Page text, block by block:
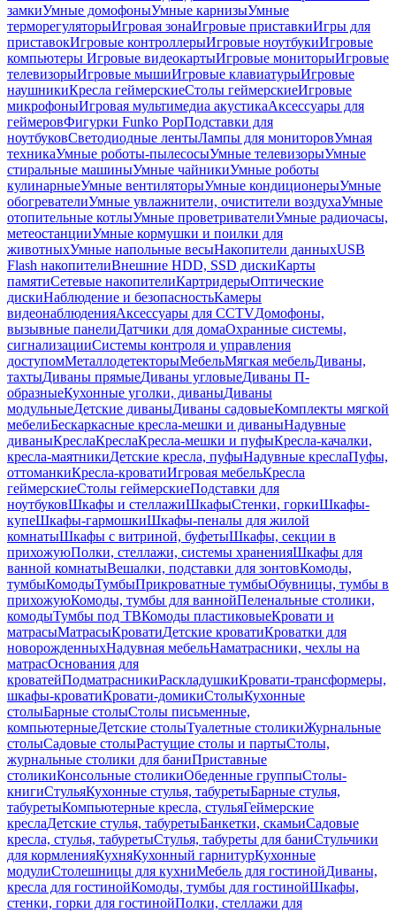
замкиУмные домофоныУмные карнизыУмные
терморегуляторыИгровая зонаИгровые приставкиИгры для
приставокИгровые контроллерыИгровые ноутбукиИгровые
компьютеры Игровые видеокартыИгровые мониторыИгровые
телевизорыИгровые мышиИгровые клавиатурыИгровые
наушникиКресла геймерскиеСтолы геймерскиеИгровые
микрофоныИгровая мультимедиа акустикаАксессуары для
геймеровФигурки Funko PopПодставки для
ноутбуковСветодиодные лентыЛампы для мониторовУмная
техникаУмные роботы-пылесосыУмные телевизорыУмные
стиральные машиныУмные чайникиУмные роботы
кулинарныеУмные вентиляторыУмные кондиционерыУмные
обогревателиУмные увлажнители, очистители воздухаУмные
отопительные котлыУмные проветривателиУмные радиочасы,
метеостанцииУмные кормушки и поилки для
животныхУмные напольные весыНакопители данныхUSB
Flash накопителиВнешние HDD, SSD дискиКарты
памятиСетевые накопителиКартридерыОптические
дискиНаблюдение и безопасностьКамеры
видеонаблюденияАксессуары для CCTVДомофоны,
вызывные панелиДатчики для домаОхранные системы,
сигнализацииСистемы контроля и управления
доступомМеталлодетекторыМебельМягкая мебельДиваны,
тахтыДиваны прямыеДиваны угловыеДиваны П-
образныеКухонные уголки, диваныДиваны
модульныеДетские диваныДиваны садовыеКомплекты мягкой
мебелиБескаркасные кресла-мешки и диваныНадувные
диваныКреслаКреслаКресла-мешки и пуфыКресла-качалки,
кресла-маятникиДетские кресла, пуфыНадувные креслаПуфы,
оттоманкиКресла-кроватиИгровая мебельКресла
геймерскиеСтолы геймерскиеПодставки для
ноутбуковШкафы и стеллажиШкафыСтенки, горкиШкафы-
купеШкафы-гармошкиШкафы-пеналы для жилой
комнатыШкафы с витриной, буфетыШкафы, секции в
прихожуюПолки, стеллажи, системы храненияШкафы для
ванной комнатыВешалки, подставки для зонтовКомоды,
тумбыКомодыТумбыПрикроватные тумбыОбувницы, тумбы в
прихожуюКомоды, тумбы для ваннойПеленальные столики,
комодыТумбы под ТВКомоды пластиковыеКровати и
матрасыМатрасыКроватиДетские кроватиКроватки для
новорожденныхНадувная мебельНаматрасники, чехлы на
матрасОснования для
кроватейПодматрасникиРаскладушкиКровати-трансформеры,
шкафы-кроватиКровати-домикиСтолыКухонные
столыБарные столыСтолы письменные,
компьютерныеДетские столыТуалетные столикиЖурнальные
столыСадовые столыРастущие столы и партыСтолы,
журнальные столики для баниПриставные
столикиКонсольные столикиОбеденные группыСтолы-
книгиСтульяКухонные стулья, табуретыБарные стулья,
табуретыКомпьютерные кресла, стульяГеймерские
креслаДетские стулья, табуретыБанкетки, скамьиСадовые
кресла, стулья, табуретыСтулья, табуреты для баниСтульчики
для кормленияКухняКухонный гарнитурКухонные
модулиСтолешницы для кухниМебель для гостинойДиваны,
кресла для гостинойКомоды, тумбы для гостинойШкафы,
стенки, горки для гостинойПолки, стеллажи для